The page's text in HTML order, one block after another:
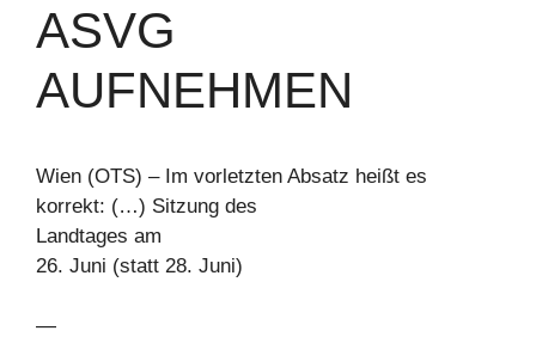
ASVG
AUFNEHMEN
Wien (OTS) – Im vorletzten Absatz heißt es
korrekt: (…) Sitzung des
Landtages am
26. Juni (statt 28. Juni)
—